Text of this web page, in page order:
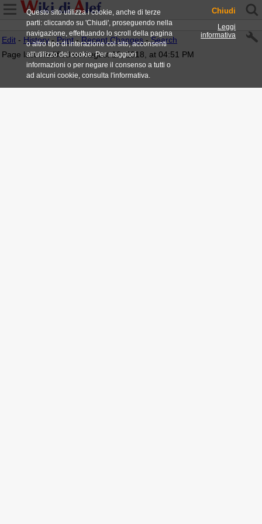
Edit - History-Print-Recent Changes-Search
Page last modified on August 18, 2018, at 04:51 PM
Questo sito utilizza i cookie, anche di terze
parti: cliccando su 'Chiudi', proseguendo nella
navigazione, effettuando lo scroll della pagina
o altro tipo di interazione col sito, acconsenti
all'utilizzo dei cookie. Per maggiori
informazioni o per negare il consenso a tutti o
ad alcuni cookie, consulta l'informativa.
Chiudi
Leggi
informativa